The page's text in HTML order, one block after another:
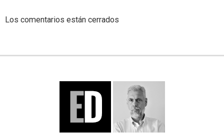
Los comentarios están cerrados